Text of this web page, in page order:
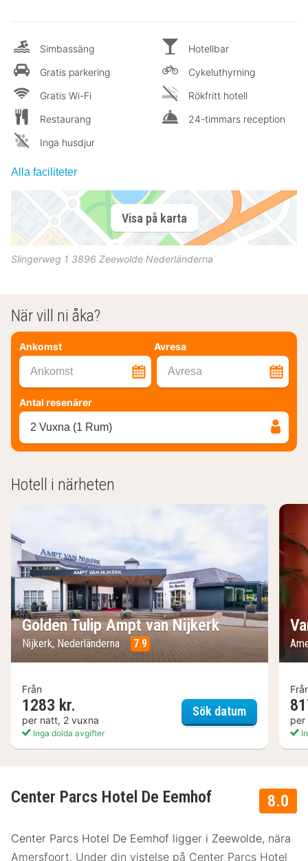
Simbassäng
Gratis parkering
Gratis Wi-Fi
Restaurang
Inga husdjur
Hotellbar
Cykeluthyrning
Rökfritt hotell
24-timmars reception
Alla faciliteter
Visa på karta
Slingerweg 1 3896 Zeewolde Nederländerna
När vill ni åka?
Ankomst Avresa
Ankomst Avresa
Antal resenärer
2 Vuxna (1 Rum)
Hotell i närheten
Golden Tulip Ampt van Nijkerk
Nijkerk, Nederländerna 7.9
Från
1283 kr.
per natt, 2 vuxna
Inga dolda avgifter
Sök datumGolden
per
8.0
Center Parcs Hotel De Eemhof
Center Parcs Hotel De Eemhof ligger i Zeewolde, nära
Amersfoort. Under din vistelse på Center Parcs Hotel